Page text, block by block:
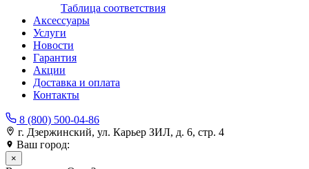
Таблица соответствия
Аксессуары
Услуги
Новости
Гарантия
Акции
Доставка и оплата
Контакты
8 (800) 500-04-86
г. Дзержинский, ул. Карьер ЗИЛ, д. 6, стр. 4
Ваш город:
×